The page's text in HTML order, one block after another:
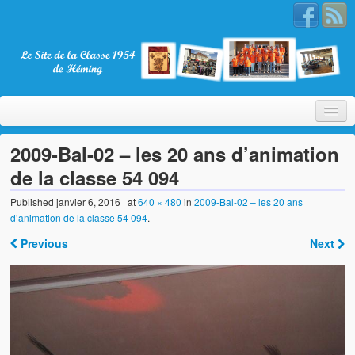
Bienvenue
Les membres
2009-Bal-02 – les 20 ans d’animation
de la classe 54 094
Publishedjanvier 6, 2016 at640 × 480 in2009-Bal-02 – les 20 ans
d’animation de la classe 54 094.
Previous Next